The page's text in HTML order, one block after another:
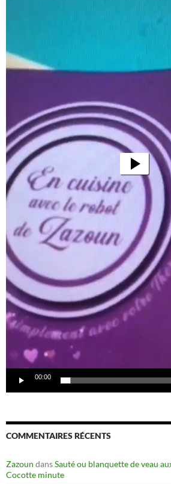
00:00
COMMENTAIRES RÉCENTS
Zazoun dansSauté ou blanquette de veau
Cocotte minute